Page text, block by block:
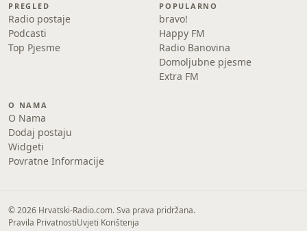
PREGLED
Radio postaje
Podcasti
Top Pjesme
POPULARNO
bravo!
Happy FM
Radio Banovina
Domoljubne pjesme
Extra FM
O NAMA
O Nama
Dodaj postaju
Widgeti
Povratne Informacije
© 2026 Hrvatski-Radio.com. Sva prava pridržana.
Pravila PrivatnostiUvjeti Korištenja